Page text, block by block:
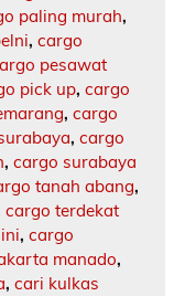
paling murah,
, cargo
pesawat
pick up, cargo
, cargo
, cargo
, cargo surabaya
tanah abang,
cargo terdekat
, cargo
manado,
, cari kulkas